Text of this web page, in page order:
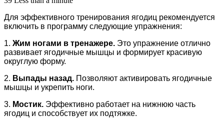
Для эффективного тренирования ягодиц рекомендуется
включить в программу следующие упражнения:
1. Жим ногами в тренажере. Это упражнение отлично
развивает ягодичные мышцы и формирует красивую
округлую форму.
2. Выпады назад. Позволяют активировать ягодичные
мышцы и укрепить ноги.
3. Мостик. Эффективно работает на нижнюю часть
ягодиц и способствует их подтяжке.